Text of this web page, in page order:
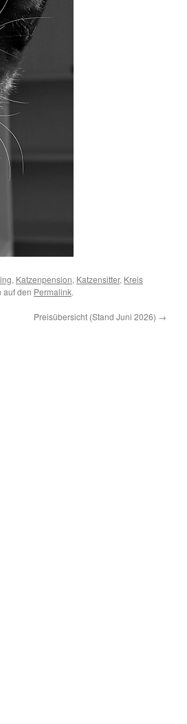
, Katzenpension, Katzensitter, Kreis
auf den Permalink.
Preisübersicht (Stand Juni 2026) →